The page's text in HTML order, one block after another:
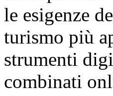
le esigenze
turismo più
strumenti
combinati